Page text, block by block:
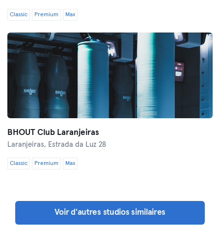
Classic Premium Max
BHOUT Club Laranjeiras
Laranjeiras, Estrada da Luz 28
Classic Premium Max
Voir d'autres studios similaires